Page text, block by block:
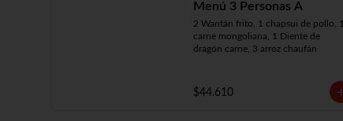
Menú 3 Personas A
2 Wantán frito, 1 chapsui de pollo, 1
carne mongoliana, 1 Diente de
dragón carne, 3 arroz chaufán
$44.610